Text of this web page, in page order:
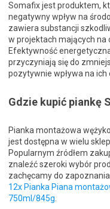
Somafix jest produktem,
negatywny wpływ na
zawiera substancji
w projektach mających na
Efektywność
przyczyniają się do
pozytywnie wpływa na
Gdzie kupić piankę
Pianka montażowa
jest dostępna w wielu
Popularnym źródłem
znaleźć szeroki wybór
zachęcamy do
12x Pianka Piana
750ml/845g